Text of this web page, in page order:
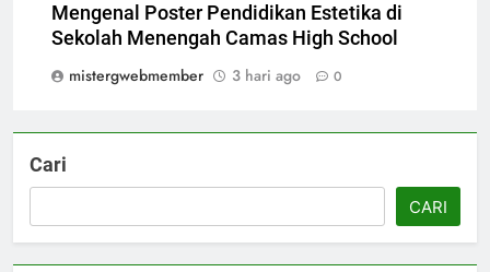
Mengenal Poster Pendidikan Estetika di
Sekolah Menengah Camas High School
mistergwebmember
3 hari ago 0
Cari
CARI